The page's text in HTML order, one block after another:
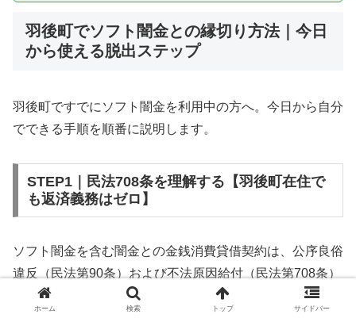
羽後町でソフト闇金との縁切り方法｜今日
から使える脱出ステップ
羽後町ですでにソフト闇金を利用中の方へ。今日から自分
でできる手順を順番に説明します。
STEP1｜民法708条を理解する【羽後町在住で
も返済義務はゼロ】
ソフト闇金を含む闇金との金銭消費貸借契約は、公序良俗
違反（民法第90条）および不法原因給付（民法第708条）
に該当するため、法的には無効です。羽後町在住であって
ホーム 検索 トップ サイドバー